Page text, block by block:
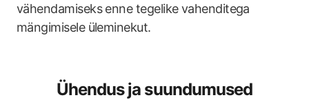
vähendamiseks enne tegelike vahenditega
mängimisele üleminekut.
Ühendus ja suundumused